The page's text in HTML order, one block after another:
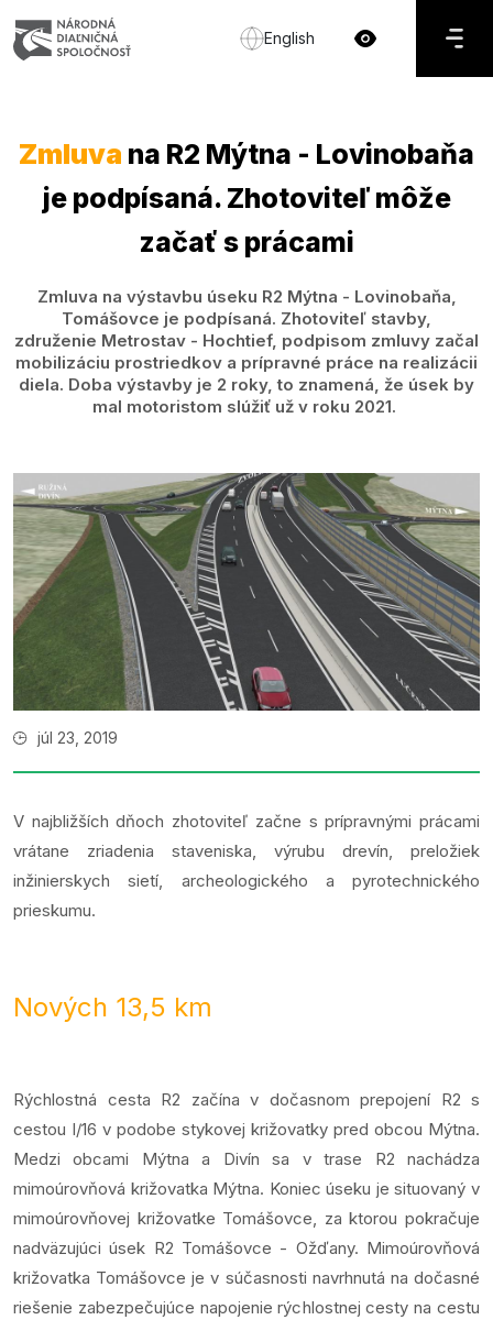
English
Zmluva na R2 Mýtna - Lovinobaňa
je podpísaná. Zhotoviteľ môže
začať s prácami
Zmluva na výstavbu úseku R2 Mýtna - Lovinobaňa,
Tomášovce je podpísaná. Zhotoviteľ stavby,
združenie Metrostav - Hochtief, podpisom zmluvy začal
mobilizáciu prostriedkov a prípravné práce na realizácii
diela. Doba výstavby je 2 roky, to znamená, že úsek by
mal motoristom slúžiť už v roku 2021.
júl 23, 2019
V najbližších dňoch zhotoviteľ začne s prípravnými prácami
vrátane zriadenia staveniska, výrubu drevín, preložiek
inžinierskych sietí, archeologického a pyrotechnického
prieskumu.
Nových 13,5 km
Rýchlostná cesta R2 začína v dočasnom prepojení R2 s
cestou I/16 v podobe stykovej križovatky pred obcou Mýtna.
Medzi obcami Mýtna a Divín sa v trase R2 nachádza
mimoúrovňová križovatka Mýtna. Koniec úseku je situovaný v
mimoúrovňovej križovatke Tomášovce, za ktorou pokračuje
nadväzujúci úsek R2 Tomášovce - Ožďany. Mimoúrovňová
križovatka Tomášovce je v súčasnosti navrhnutá na dočasné
riešenie zabezpečujúce napojenie rýchlostnej cesty na cestu